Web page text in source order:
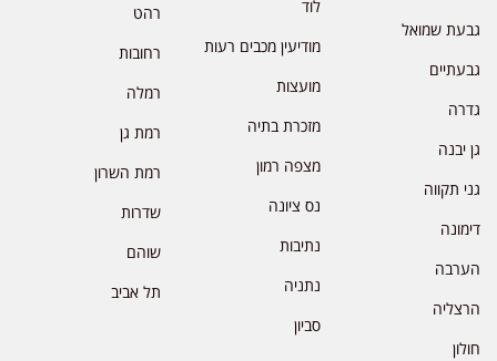
גבעת שמואל
גבעתיים
גדרה
גן יבנה
גני תקווה
דימונה
הערבה
הרצליה
חולון
לוד
מודיעין מכבים רעות
מועצות
מזכרת בתיה
מצפה רמון
נס ציונה
נתיבות
נתניה
סביון
רהט
רחובות
רמלה
רמת גן
רמת השרון
שדרות
שוהם
תל אביב